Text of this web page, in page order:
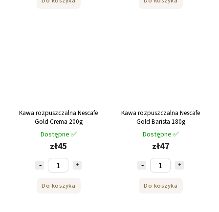
Kawa rozpuszczalna Nescafe
Gold Crema 200g
Dostępne ✅
zł45
Do koszyka
Kawa rozpuszczalna Nescafe
Gold Barista 180g
Dostępne ✅
zł47
Do koszyka